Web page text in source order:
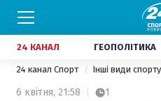
24 КАНАЛ ГЕОПОЛІТИКА
24 канал Спорт Інші види спорту
6 квітня, 21:58 1